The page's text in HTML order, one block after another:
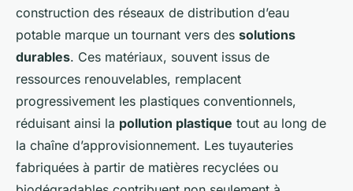
construction des réseaux de distribution d’eau
potable marque un tournant vers des solutions
durables. Ces matériaux, souvent issus de
ressources renouvelables, remplacent
progressivement les plastiques conventionnels,
réduisant ainsi la pollution plastique tout au long de
la chaîne d’approvisionnement. Les tuyauteries
fabriquées à partir de matières recyclées ou